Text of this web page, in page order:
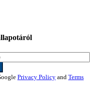
Privacy Policy and Terms